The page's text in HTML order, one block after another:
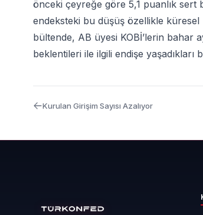
önceki çeyreğe göre 5,1 puanlık sert
endeksteki bu düşüş özellikle küresel
bültende, AB üyesi KOBİ’lerin bahar
beklentileri ile ilgili endişe yaşadıkları
Kurulan Girişim Sayısı Azalıyor